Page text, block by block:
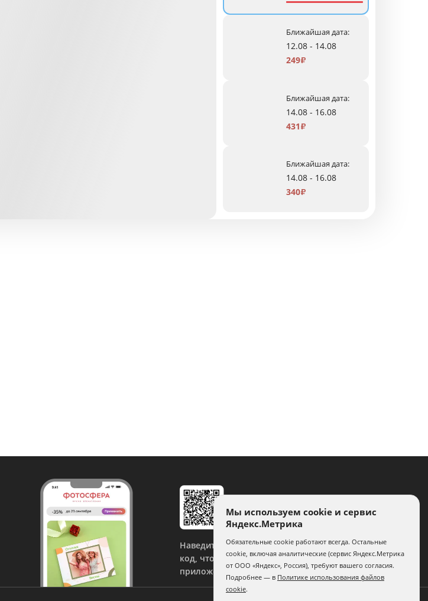
Ближайшая дата:
12.08 - 14.08
249₽
Ближайшая дата:
14.08 - 16.08
431₽
Ближайшая дата:
14.08 - 16.08
340₽
Наведите камеру на QR-
код, чтобы скачать
приложение.
Мы используем cookie и сервис
Яндекс.Метрика
Обязательные cookie работают всегда. Остальные
cookie, включая аналитические (сервис Яндекс.Метрика
от ООО «Яндекс», Россия), требуют вашего согласия.
Подробнее — в Политике использования файлов
cookie.